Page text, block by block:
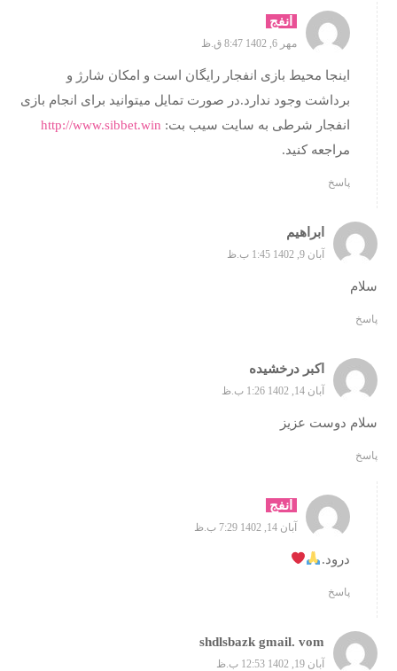
انفج
مهر 6, 1402 8:47 ق.ظ
اینجا محیط بازی انفجار رایگان است و امکان شارژ و
برداشت وجود ندارد.در صورت تمایل میتوانید برای انجام بازی
انفجار شرطی به سایت سیب بت: http://www.sibbet.win
مراجعه کنید.
پاسخ
ابراهیم
آبان 9, 1402 1:45 ب.ظ
سلام
پاسخ
اکبر درخشیده
آبان 14, 1402 1:26 ب.ظ
سلام دوست عزیز
پاسخ
انفج
آبان 14, 1402 7:29 ب.ظ
درود.
پاسخ
shdlsbazk gmail. vom
آبان 19, 1402 12:53 ب.ظ